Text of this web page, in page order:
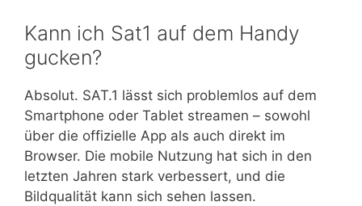
Kann ich Sat1 auf dem Handy
gucken?
Absolut. SAT.1 lässt sich problemlos auf dem
Smartphone oder Tablet streamen – sowohl
über die offizielle App als auch direkt im
Browser. Die mobile Nutzung hat sich in den
letzten Jahren stark verbessert, und die
Bildqualität kann sich sehen lassen.